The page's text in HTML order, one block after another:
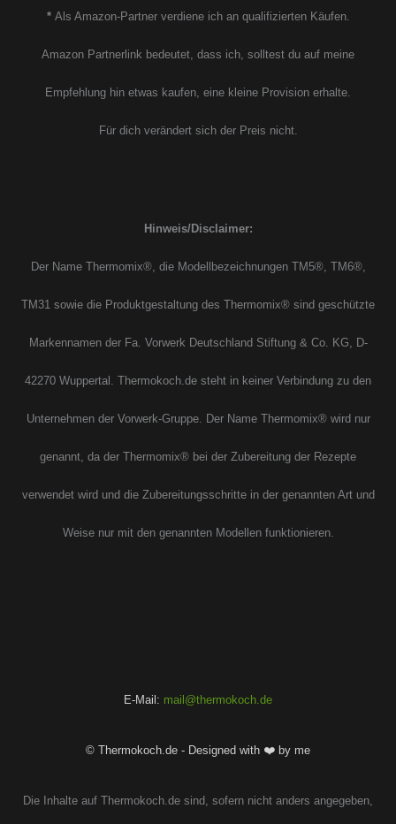
*Als Amazon-Partner verdiene ich an qualifizierten Käufen.
Amazon Partnerlink bedeutet, dass ich, solltest du auf meine
Empfehlung hin etwas kaufen, eine kleine Provision erhalte.
Für dich verändert sich der Preis nicht.
Hinweis/Disclaimer:
Der Name Thermomix®, die Modellbezeichnungen TM5®, TM6®,
TM31 sowie die Produktgestaltung des Thermomix® sind geschützte
Markennamen der Fa. Vorwerk Deutschland Stiftung & Co. KG, D-
42270 Wuppertal. Thermokoch.de steht in keiner Verbindung zu den
Unternehmen der Vorwerk-Gruppe. Der Name Thermomix® wird nur
genannt, da der Thermomix® bei der Zubereitung der Rezepte
verwendet wird und die Zubereitungsschritte in der genannten Art und
Weise nur mit den genannten Modellen funktionieren.
E-Mail: mail@thermokoch.de
© Thermokoch.de - Designed with ❤️ by me
Die Inhalte auf Thermokoch.de sind, sofern nicht anders angegeben,